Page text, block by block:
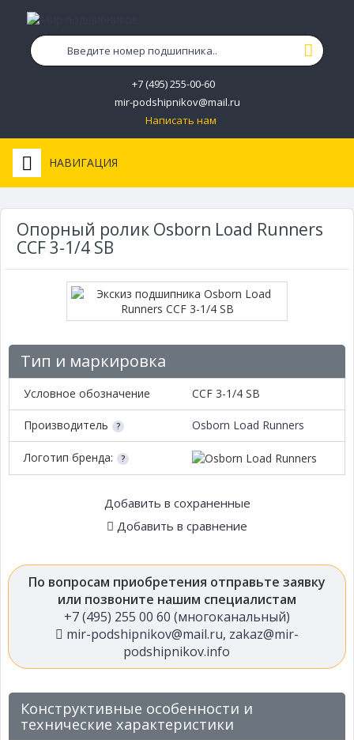
+7 (495) 255-00-60
mir-podshipnikov@mail.ru
Написать нам
НАВИГАЦИЯ
Опорный ролик Osborn Load Runners
CCF 3-1/4 SB
Тип и маркировка
Условное обозначение CCF 3-1/4 SB
Производитель Osborn Load Runners
Логотип бренда:
Добавить в сохраненные
Добавить в сравнение
По вопросам приобретения отправьте заявку
или позвоните нашим специалистам
+7 (495) 255 00 60 (многоканальный)
mir-podshipnikov@mail.ru, zakaz@mir-
podshipnikov.info
Конструктивные особенности и
технические характеристики